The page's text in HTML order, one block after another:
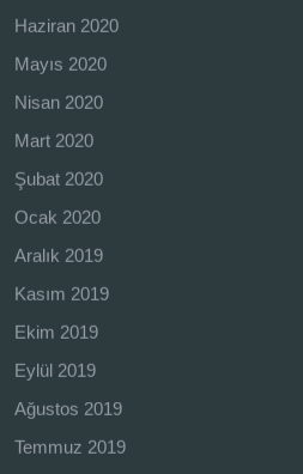
Haziran 2020
Mayıs 2020
Nisan 2020
Mart 2020
Şubat 2020
Ocak 2020
Aralık 2019
Kasım 2019
Ekim 2019
Eylül 2019
Ağustos 2019
Temmuz 2019